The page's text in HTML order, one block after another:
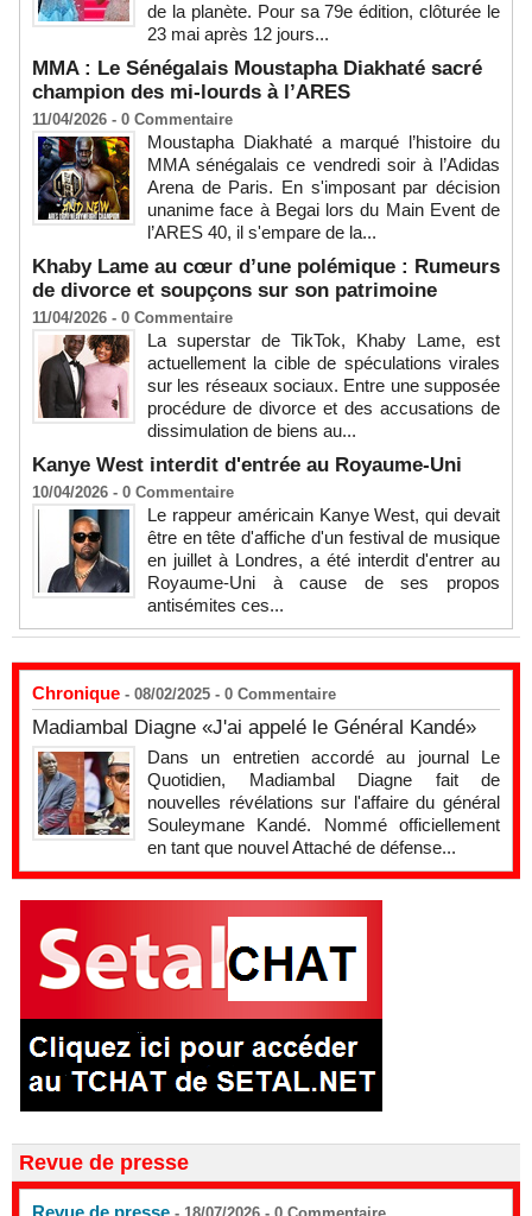
de la planète. Pour sa 79e édition, clôturée le
23 mai après 12 jours...
MMA : Le Sénégalais Moustapha Diakhaté sacré
champion des mi-lourds à l’ARES
11/04/2026 - 0 Commentaire
Moustapha Diakhaté a marqué l’histoire du
MMA sénégalais ce vendredi soir à l’Adidas
Arena de Paris. En s'imposant par décision
unanime face à Begai lors du Main Event de
l’ARES 40, il s'empare de la...
Khaby Lame au cœur d’une polémique : Rumeurs
de divorce et soupçons sur son patrimoine
11/04/2026 - 0 Commentaire
La superstar de TikTok, Khaby Lame, est
actuellement la cible de spéculations virales
sur les réseaux sociaux. Entre une supposée
procédure de divorce et des accusations de
dissimulation de biens au...
Kanye West interdit d'entrée au Royaume-Uni
10/04/2026 - 0 Commentaire
Le rappeur américain Kanye West, qui devait
être en tête d'affiche d'un festival de musique
en juillet à Londres, a été interdit d'entrer au
Royaume-Uni à cause de ses propos
antisémites ces...
Chronique - 08/02/2025 - 0 Commentaire
Madiambal Diagne «J'ai appelé le Général Kandé»
Dans un entretien accordé au journal Le
Quotidien, Madiambal Diagne fait de
nouvelles révélations sur l'affaire du général
Souleymane Kandé. Nommé officiellement
en tant que nouvel Attaché de défense...
Revue de presse
Revue de presse